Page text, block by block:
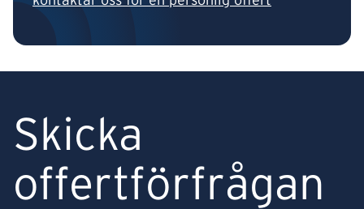
Skicka
offertförfrågan